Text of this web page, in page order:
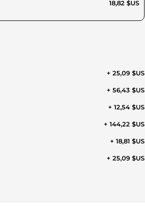
18,82 $US
+ 25,09 $US
+ 56,43 $US
+ 12,54 $US
+ 144,22 $US
+ 18,81 $US
+ 25,09 $US